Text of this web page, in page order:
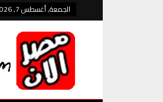
الجمعة, أغسطس 7, 2026